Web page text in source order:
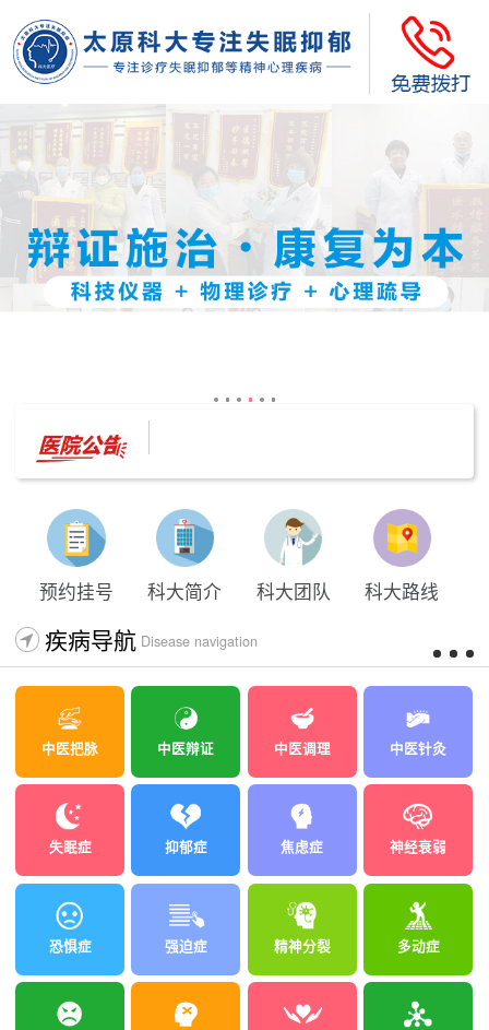
太原科大开展心理沙盘团体体验系列公益活动
预约挂号 科大简介 科大团队 科大路线
疾病导航 Disease navigation
中医把脉 中医辩证 中医调理 中医针灸
失眠症 抑郁症 焦虑症 神经衰弱
恐惧症 强迫症 精神分裂 多动症